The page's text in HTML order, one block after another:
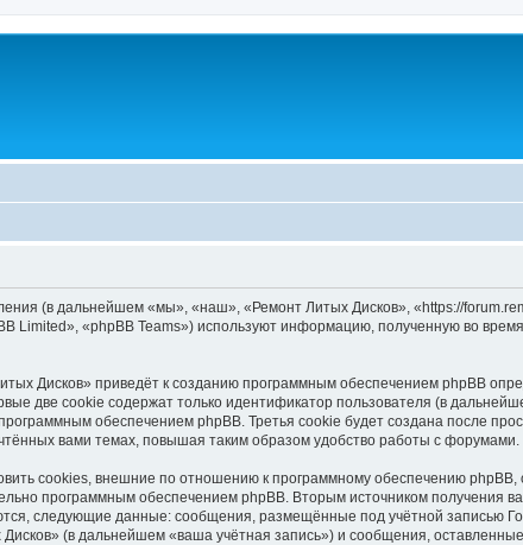
(в дальнейшем «мы», «наш», «Ремонт Литых Дисков», «https://
Limited», «phpBB Teams») используют информацию, полученную во
Дисков» приведёт к созданию программным обеспечением phpBB
две cookie содержат только идентификатор пользователя (в
обеспечением phpBB. Третья cookie будет создана после
вами темах, повышая таким образом удобство работы с форумами.
cookies, внешние по отношению к программному обеспечению phpBB,
программным обеспечением phpBB. Вторым источником получения
следующие данные: сообщения, размещённые под учётной записью
(в дальнейшем «ваша учётная запись») и сообщения,